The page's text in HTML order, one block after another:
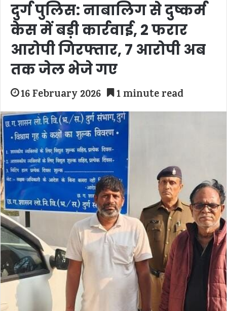
दुर्ग पुलिस: नाबालिग से दुष्कर्म
केस में बड़ी कार्रवाई, 2 फरार
आरोपी गिरफ्तार, 7 आरोपी अब
तक जेल भेजे गए
16 February 2026 1 minute read